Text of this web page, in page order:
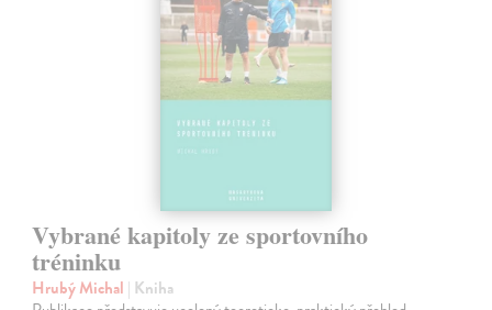
Vybrané kapitoly ze sportovního
tréninku
Hrubý Michal | Kniha